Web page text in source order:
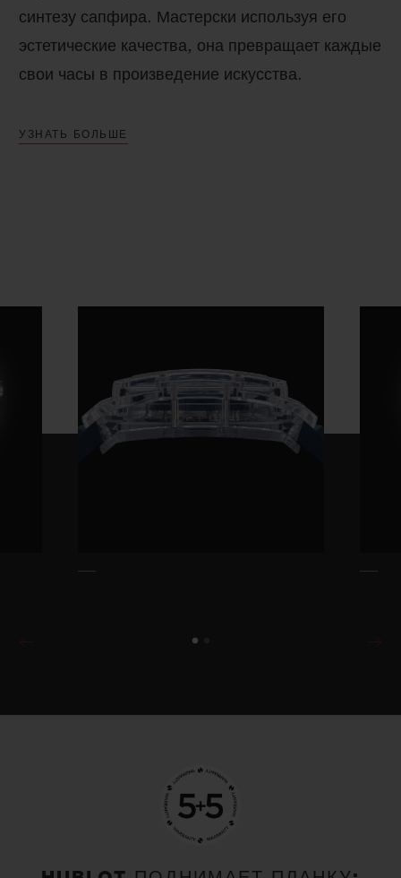
синтезу сапфира. Мастерски используя его
эстетические качества, она превращает каждые
свои часы в произведение искусства.
УЗНАТЬ БОЛЬШЕ